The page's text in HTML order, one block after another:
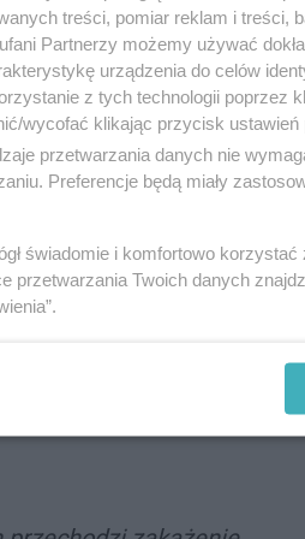
może wtedy dopiero
w Pyrzowicach
jednak, że w ciągu
miało miejsce jeszcze
obecnie mniej osób jest
trafi do szpitali
szczepami wirusa
treści, pomiar reklam i treści,
Partnerzy możemy używać
urządzenia do celów
z tych technologii poprzez
wycofać klikając przycisk
przetwarzania danych nie
Preferencje będą miały
świadomie i komfortowo
przetwarzania Twoich danych